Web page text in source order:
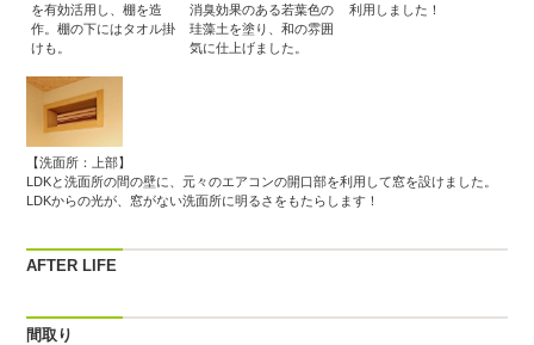
を有効活用し、棚を造
作。棚の下にはタオル掛
けも。
消臭効果のある若葉色の
珪藻土を塗り、和の雰囲
気に仕上げました。
利用しました！
【洗面所：上部】
LDKと洗面所の間の壁に、元々のエアコンの開口部を利用して窓を設けました。
LDKからの光が、窓がない洗面所に明るさをもたらします！
AFTER LIFE
間取り